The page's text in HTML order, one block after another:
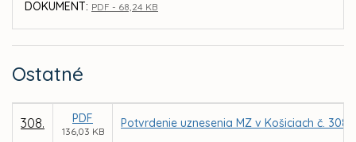
DOKUMENT: PDF - 68,24 KB
Ostatné
308. PDF
136,03 KB
Potvrdenie uznesenia MZ v Košiciach č.